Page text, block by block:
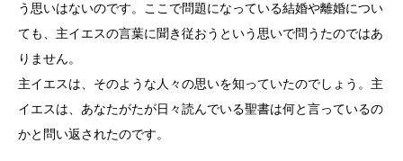
う思いはないのです。ここで問題になっている結婚や離婚につい
ても、主イエスの言葉に聞き従おうという思いで問うたのではあ
りません。
主イエスは、そのような人々の思いを知っていたのでしょう。主
イエスは、あなたがたが日々読んでいる聖書は何と言っているの
かと問い返されたのです。